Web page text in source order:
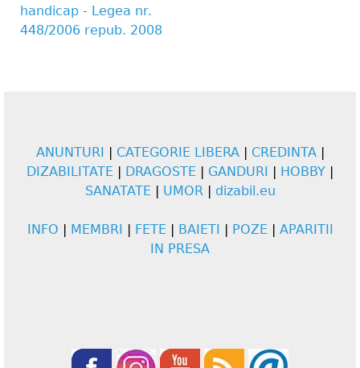
handicap - Legea nr.
448/2006 repub. 2008
ANUNTURI | CATEGORIE LIBERA| CREDINTA|
DIZABILITATE | DRAGOSTE | GANDURI | HOBBY |
SANATATE | UMOR | dizabil.eu
INFO | MEMBRI | FETE | BAIETI | POZE | APARITII
IN PRESA